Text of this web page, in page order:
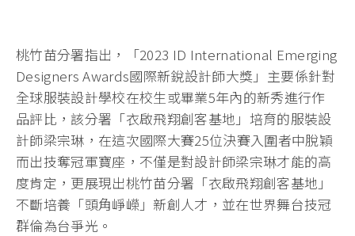
桃竹苗分署指出，「2023 ID International Emerging
Designers Awards國際新銳設計師大獎」主要係針對
全球服裝設計學校在校生或畢業5年內的新秀進行作
品評比，該分署「衣啟飛翔創客基地」培育的服裝設
計師梁宗琳，在這次國際大賽25位決賽入圍者中脫穎
而出技奪冠軍寶座，不僅是對設計師梁宗琳才能的高
度肯定，更展現出桃竹苗分署「衣啟飛翔創客基地」
不斷培養「頭角崢嶸」新創人才，並在世界舞台技冠
群倫為台爭光。